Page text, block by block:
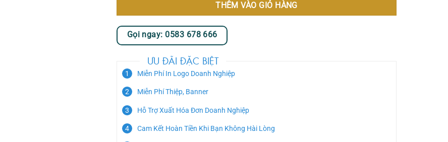
THÊM VÀO GIỎ HÀNG
Gọi ngay: 0583 678 666
ƯU ĐÃI ĐẶC BIỆT
Miễn Phí In Logo Doanh Nghiệp
Miễn Phí Thiệp, Banner
Hỗ Trợ Xuất Hóa Đơn Doanh Nghiệp
Cam Kết Hoàn Tiền Khi Bạn Không Hài Lòng